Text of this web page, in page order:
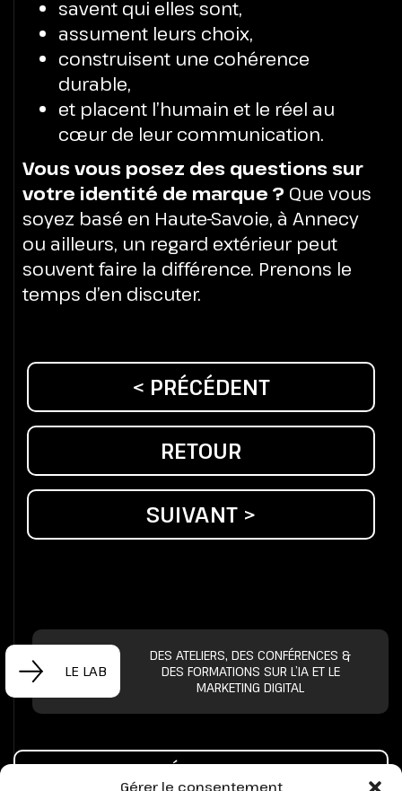
Gérer le consentement
savent qui elles sont,
assument leurs choix,
construisent une cohérence
durable,
et placent l’humain et le réel au
cœur de leur communication.
Vous vous posez des questions sur
votre identité de marque ? Que vous
soyez basé en Haute-Savoie, à Annecy
ou ailleurs, un regard extérieur peut
souvent faire la différence. Prenons le
temps d’en discuter.
< PRÉCÉDENT
RETOUR
SUIVANT >
LE LAB
DES ATELIERS, DES CONFÉRENCES &
DES FORMATIONS SUR L’IA ET LE
MARKETING DIGITAL
PRENONS UN CAFÉ POUR PARLER DE VOTRE